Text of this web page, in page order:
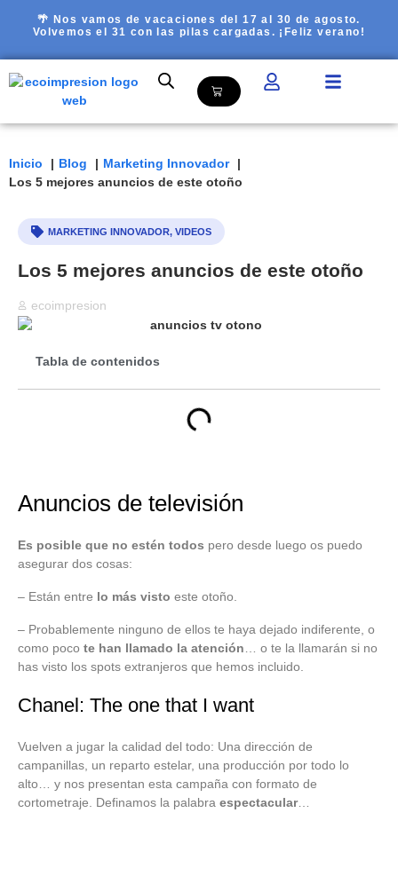
🌴 Nos vamos de vacaciones del 17 al 30 de agosto.
Volvemos el 31 con las pilas cargadas. ¡Feliz verano!
Inicio Blog
Marketing Innovador
Los 5 mejores anuncios de este otoño
MARKETING INNOVADOR, VIDEOS
Los 5 mejores anuncios de este otoño
ecoimpresion
Tabla de contenidos
Anuncios de televisión
Es posible que no estén todos pero desde luego os puedo
asegurar dos cosas:
– Están entre lo más visto este otoño.
– Probablemente ninguno de ellos te haya dejado indiferente, o
como poco te han llamado la atención … o te la llamarán si no
has visto los spots extranjeros que hemos incluido.
Chanel: The one that I want
Vuelven a jugar la calidad del todo: Una dirección de
campanillas, un reparto estelar, una producción por todo lo
alto… y nos presentan esta campaña con formato de
cortometraje. Definamos la palabra espectacular…